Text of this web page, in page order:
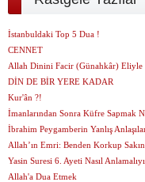
İstanbuldaki Top 5 Dua !
CENNET
Allah Dinini Facir (Günahkâr)
DİN DE BİR YERE KADAR
Kur'ân ?!
İmanlarından Sonra Küfre Sapmak
İbrahim Peygamberin Yanlış Anlaşılan
Allah’ın Emri: Benden Korkup
Yasin Suresi 6. Ayeti Nasıl
Allah'a Dua Etmek